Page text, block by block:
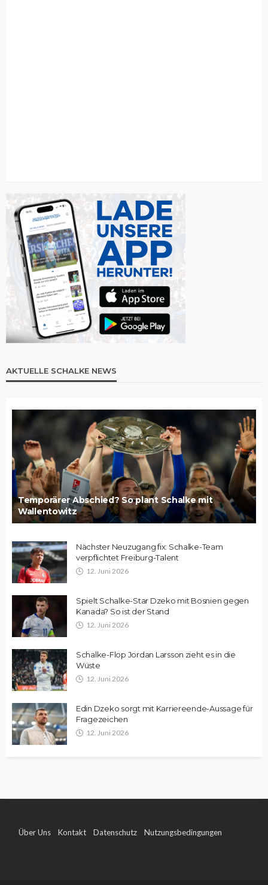
AKTUELLE SCHALKE NEWS
Temporärer Abschied? So plant Schalke mit
Wallentowitz
Nächster Neuzugang fix: Schalke-Team
verpflichtet Freiburg-Talent
12. Juni 2026
Spielt Schalke-Star Dzeko mit Bosnien gegen
Kanada? So ist der Stand
12. Juni 2026
Schalke-Flop Jordan Larsson zieht es in die
Wüste
12. Juni 2026
Edin Dzeko sorgt mit Karriereende-Aussage für
Fragezeichen
12. Juni 2026
Über Uns Kontakt Datenschutz Nutzungsbedingungen